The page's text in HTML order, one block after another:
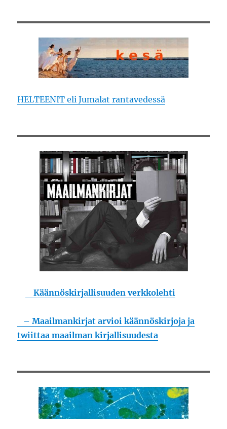
HELTEENIT eli Jumalat rantavedessä
Käännöskirjallisuuden verkkolehti
– Maailmankirjat arvioi käännöskirjoja ja
twiittaa maailman kirjallisuudesta